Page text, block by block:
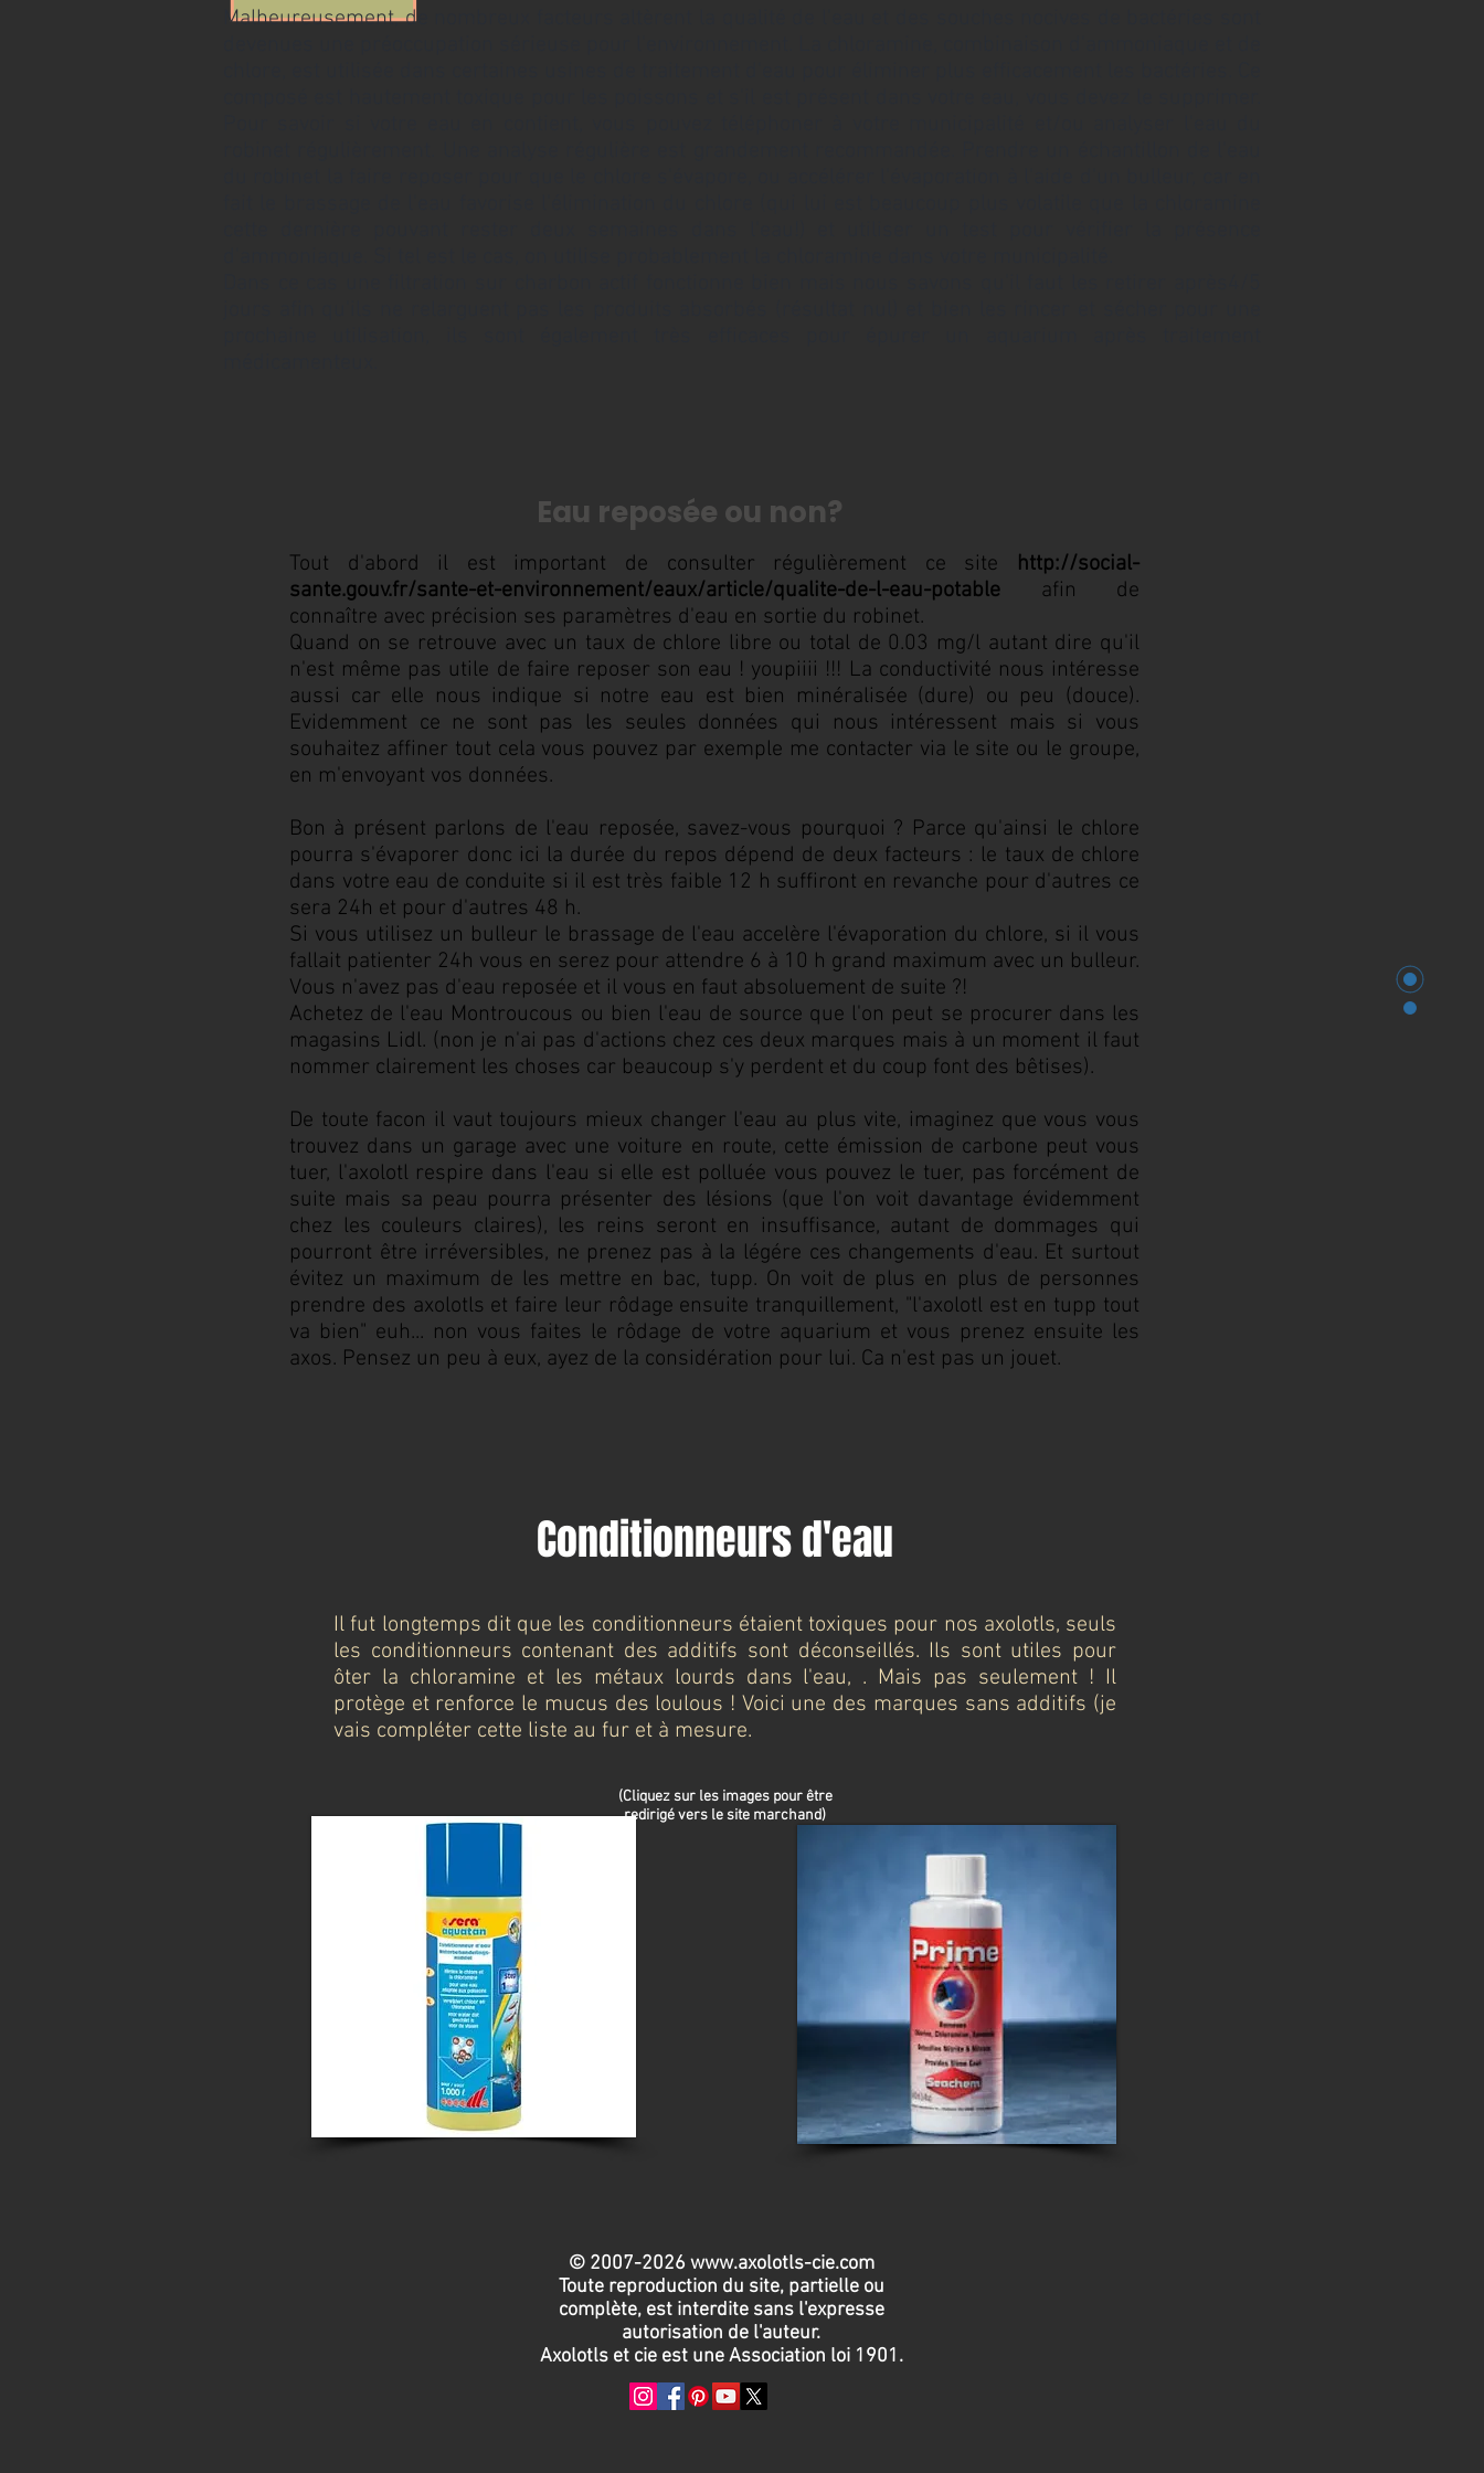
Malheureusement, de nombreux facteurs altèrent la qualité de l'eau et des souches nocives de bactéries sont
Eau reposée ou non?
Tout d'abord il est important de consulter régulièrement ce site
http://social-
sante.gouv.fr/sante-et-environnement/eaux/article/qualite-de-l-eau-potable afin de
connaître avec précision ses paramètres d'eau en sortie du robinet.
Quand on se retrouve avec un taux de chlore libre ou total de 0.03 mg/l autant dire qu'il
n'est même pas utile de faire reposer son eau ! youpiiii !!! La conductivité nous intéresse
aussi car elle nous indique si notre eau est bien minéralisée (dure) ou peu (douce).
Evidemment ce ne sont pas les seules données qui nous intéressent mais si vous
souhaitez affiner tout cela vous pouvez par exemple me contacter via le site ou le groupe,
en m'envoyant vos données.
Bon à présent parlons de l'eau reposée, savez-vous pourquoi ? Parce qu'ainsi le chlore
pourra s'évaporer donc ici la durée du repos dépend de deux facteurs : le taux de chlore
dans votre eau de conduite si il est très faible 12 h suffiront en revanche pour d'autres ce
sera 24h et pour d'autres 48 h.
Si vous utilisez un bulleur le brassage de l'eau accelère l'évaporation du chlore, si il vous
fallait patienter 24h vous en serez pour attendre 6 à 10 h grand maximum avec un bulleur.
Vous n'avez pas d'eau reposée et il vous en faut absoluement de suite ?!
Achetez de l'eau Montroucous ou bien l'eau de source que l'on peut se procurer dans les
magasins Lidl. (non je n'ai pas d'actions chez ces deux marques mais à un moment il faut
nommer clairement les choses car beaucoup s'y perdent et du coup font des bêtises).
De toute facon il vaut toujours mieux changer l'eau au plus vite, imaginez que vous vous
trouvez dans un garage avec une voiture en route, cette émission de carbone peut vous
tuer, l'axolotl respire dans l'eau si elle est polluée vous pouvez le tuer, pas forcément de
suite mais sa peau pourra présenter des lésions (que l'on voit davantage évidemment
chez les couleurs claires), les reins seront en insuffisance, autant de dommages qui
pourront être irréversibles, ne prenez pas à la légére ces changements d'eau. Et surtout
évitez un maximum de les mettre en bac, tupp. On voit de plus en plus de personnes
prendre des axolotls et faire leur rôdage ensuite tranquillement, "l'axolotl est en tupp tout
va bien" euh... non vous faites le rôdage de votre aquarium et vous prenez ensuite les
axos. Pensez un peu à eux, ayez de la considération pour lui. Ca n'est pas un jouet.
Conditionneurs d'eau
Il fut longtemps dit que les conditionneurs étaient toxiques pour nos axolotls, seuls
les conditionneurs contenant des additifs sont déconseillés. Ils sont utiles pour
ôter la chloramine et les métaux lourds dans l'eau, . Mais pas seulement ! Il
protège et renforce le mucus des loulous ! Voici une des marques sans additifs (je
vais compléter cette liste au fur et à mesure.
(Cliquez sur les images pour être
redirigé vers le site marchand)
© 2007-2026 www.axolotls-cie.com
Toute reproduction du site, partielle ou
complète, est interdite sans l'expresse
autorisation de l'auteur.
Axolotls et cie est une Association loi 1901.